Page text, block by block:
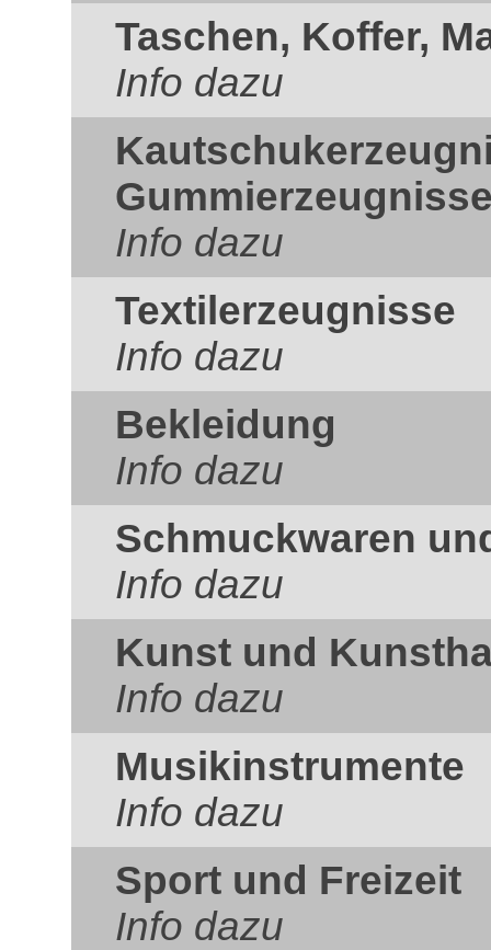
Taschen, Koffer,
Info dazu
Info dazu
Textilerzeugnisse
Info dazu
Bekleidung
Info dazu
Schmuckwaren
Info dazu
Kunst und
Info dazu
Musikinstrumente
Info dazu
Sport und Freizeit
Info dazu